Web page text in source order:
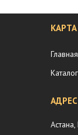
Главная
Каталог
Астана,